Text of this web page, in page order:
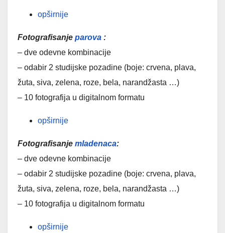
opširnije
Fotografisanje parova :
– dve odevne kombinacije
– odabir 2 studijske pozadine (boje: crvena, plava,
žuta, siva, zelena, roze, bela, narandžasta …)
– 10 fotografija u digitalnom formatu
opširnije
Fotografisanje mladenaca:
– dve odevne kombinacije
– odabir 2 studijske pozadine (boje: crvena, plava,
žuta, siva, zelena, roze, bela, narandžasta …)
– 10 fotografija u digitalnom formatu
opširnije